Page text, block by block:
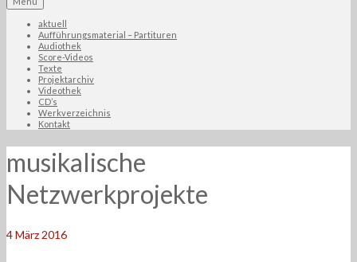
aktuell
Aufführungsmaterial – Partituren
Audiothek
Score-Videos
Texte
Projektarchiv
Videothek
CD’s
Werkverzeichnis
Kontakt
musikalische
Netzwerkprojekte
4März 2016